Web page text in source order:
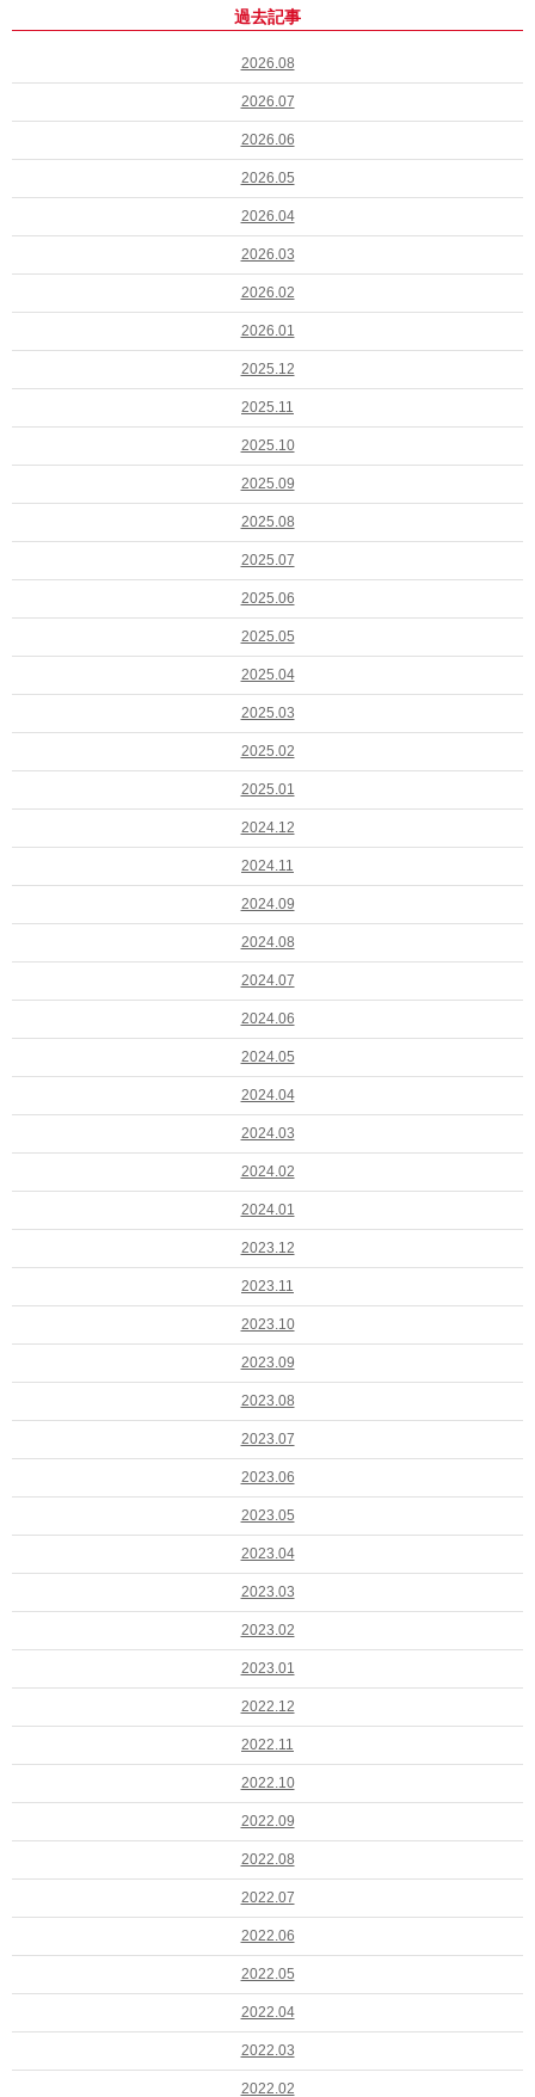
過去記事
2026.08
2026.07
2026.06
2026.05
2026.04
2026.03
2026.02
2026.01
2025.12
2025.11
2025.10
2025.09
2025.08
2025.07
2025.06
2025.05
2025.04
2025.03
2025.02
2025.01
2024.12
2024.11
2024.09
2024.08
2024.07
2024.06
2024.05
2024.04
2024.03
2024.02
2024.01
2023.12
2023.11
2023.10
2023.09
2023.08
2023.07
2023.06
2023.05
2023.04
2023.03
2023.02
2023.01
2022.12
2022.11
2022.10
2022.09
2022.08
2022.07
2022.06
2022.05
2022.04
2022.03
2022.02